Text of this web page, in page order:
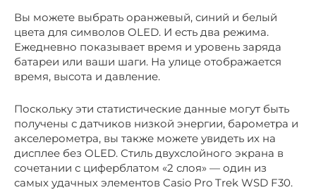
Вы можете выбрать оранжевый, синий и белый
цвета для символов OLED. И есть два режима.
Ежедневно показывает время и уровень заряда
батареи или ваши шаги. На улице отображается
время, высота и давление.
Поскольку эти статистические данные могут быть
получены с датчиков низкой энергии, барометра и
акселерометра, вы также можете увидеть их на
дисплее без OLED. Стиль двухслойного экрана в
сочетании с циферблатом «2 слоя» — один из
самых удачных элементов Casio Pro Trek WSD F30.